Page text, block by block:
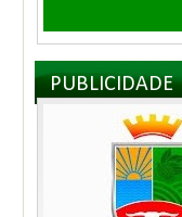
PUBLICIDADE